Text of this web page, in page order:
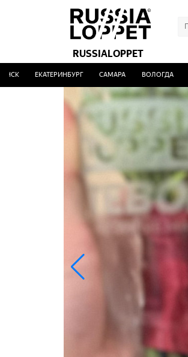
RUSSIALOPPET
ЕКАТЕРИНБУРГ САМАРА ВОЛОГДА